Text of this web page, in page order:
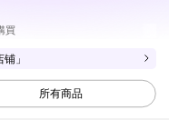
買
铺」
所有商品